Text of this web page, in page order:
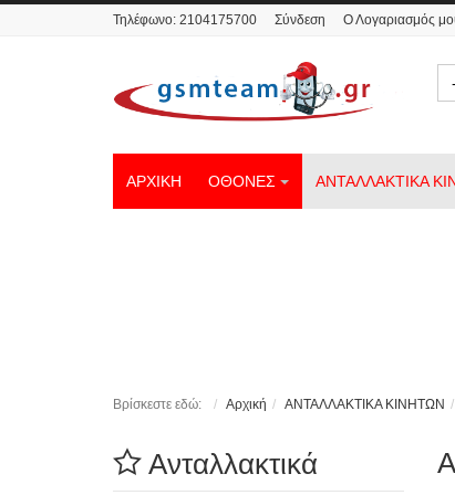
Τηλέφωνο: 2104175700 Σύνδεση Ο Λογαριασμός
ΑΡΧΙΚΗ ΟΘΟΝΕΣ ΑΝΤΑΛΛΑΚΤΙΚΑ
Βρίσκεστε εδώ: Αρχική ΑΝΤΑΛΛΑΚΤΙΚΑ ΚΙΝΗΤΩΝ
Ανταλλακτικά